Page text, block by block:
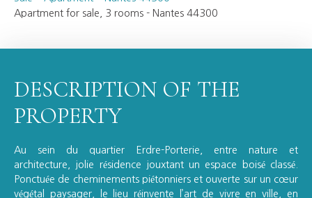
Apartment for sale, 3 rooms - Nantes 44300
DESCRIPTION OF THE
PROPERTY
Au sein du quartier Erdre-Porterie, entre nature et
architecture, jolie résidence jouxtant un espace boisé classé.
Ponctuée de cheminements piétonniers et ouverte sur un cœur
végétal paysager, le lieu réinvente l’art de vivre en ville, en